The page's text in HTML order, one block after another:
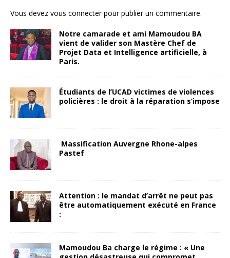
Vous devez vous connecterpour publier un commentaire.
Notre camarade et ami Mamoudou BA
vient de valider son Mastère Chef de
Projet Data et Intelligence artificielle, à
Paris.
Étudiants de l’UCAD victimes de violences
policières : le droit à la réparation s’impose
Massification Auvergne Rhone-alpes
Pastef
Attention : le mandat d’arrêt ne peut pas
être automatiquement exécuté en France
:
Mamoudou Ba charge le régime : « Une